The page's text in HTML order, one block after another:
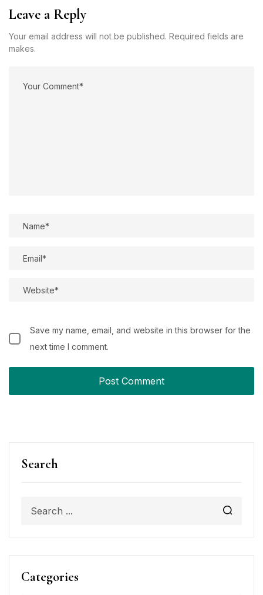
Search
Categories
Leave a Reply
Your email address will not be published. Required fields are
makes.
Save my name, email, and website in this browser for the
next time I comment.